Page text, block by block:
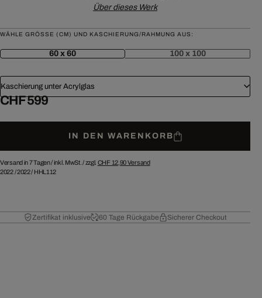
Über dieses Werk
WÄHLE GRÖSSE (CM) UND KASCHIERUNG/RAHMUNG AUS:
60 x 60 100 x 100
Kaschierung unter Acrylglas
CHF 599
IN DEN WARENKORB
Versand in 7 Tagen /inkl. MwSt. / zzgl. CHF 12,90Versand
2022/2022/ HHL112
Zertifikat inklusive 60 Tage Rückgabe Sicherer Checkout